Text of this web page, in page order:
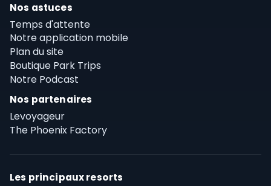
Nos astuces
Temps d'attente
Notre application mobile
Plan du site
Boutique Park Trips
Notre Podcast
Nos partenaires
Levoyageur
The Phoenix Factory
Les principaux resorts